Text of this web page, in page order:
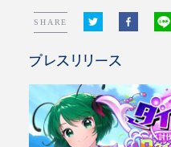
SHARE
プレスリリース